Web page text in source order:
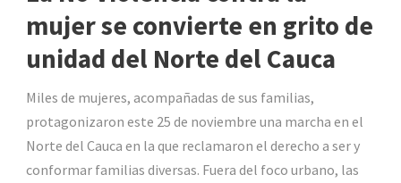
mujer se convierte en grito de
unidad del Norte del Cauca
Miles de mujeres, acompañadas de sus familias,
protagonizaron este 25 de noviembre una marcha en el
Norte del Cauca en la que reclamaron el derecho a ser y
conformar familias diversas. Fuera del foco urbano, las